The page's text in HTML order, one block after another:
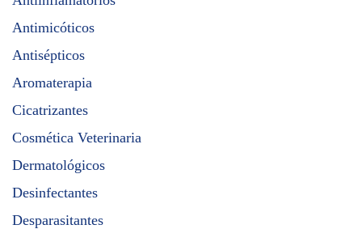
Antimicóticos
Antisépticos
Aromaterapia
Cicatrizantes
Cosmética Veterinaria
Dermatológicos
Desinfectantes
Desparasitantes